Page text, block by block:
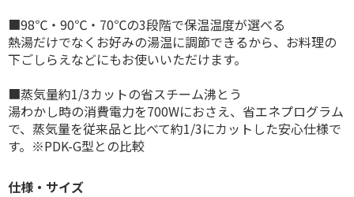
■98℃・90℃・70℃の3段階で保温温度が選べる
熱湯だけでなくお好みの湯温に調節できるから、お料理の
下ごしらえなどにもお使いいただけます。
■蒸気量約1/3カットの省スチーム沸とう
湯わかし時の消費電力を700Wにおさえ、省エネプログラム
で、蒸気量を従来品と比べて約1/3にカットした安心仕様で
す。※PDK-G型との比較
仕様・サイズ